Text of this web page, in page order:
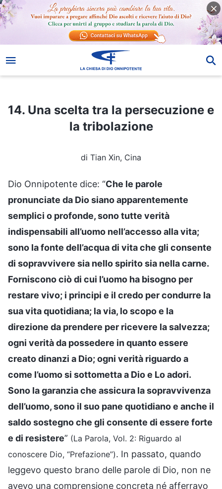
14. Una scelta tra la persecuzione e la tribolazione
14. Una scelta tra la persecuzione e
la tribolazione
di Tian Xin, Cina
Dio Onnipotente dice: “Che le parole
pronunciate da Dio siano apparentemente
semplici o profonde, sono tutte verità
indispensabili all’uomo nell’accesso alla vita;
sono la fonte dell’acqua di vita che gli consente
di sopravvivere sia nello spirito sia nella carne.
Forniscono ciò di cui l’uomo ha bisogno per
restare vivo; i principi e il credo per condurre la
sua vita quotidiana; la via, lo scopo e la
direzione da prendere per ricevere la salvezza;
ogni verità da possedere in quanto essere
creato dinanzi a Dio; ogni verità riguardo a
come l’uomo si sottometta a Dio e Lo adori.
Sono la garanzia che assicura la sopravvivenza
dell’uomo, sono il suo pane quotidiano e anche il
saldo sostegno che gli consente di essere forte
e di resistere” (La Parola, Vol. 2: Riguardo al
conoscere Dio, “Prefazione”). In passato, quando
leggevo questo brano delle parole di Dio, non ne
avevo una comprensione concreta né afferravo